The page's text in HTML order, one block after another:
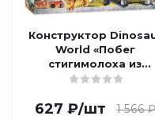
Конструктор
World «Побег
стигимолоха из
лаборатории»
627 ₽/шт 1 566₽